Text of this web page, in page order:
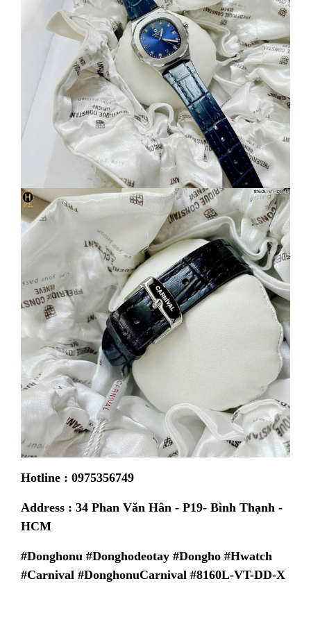
Hotline : 0975356749
Address : 34 Phan Văn Hân - P19- Bình Thạnh -
HCM
#Donghonu #Donghodeotay #Dongho #Hwatch
#Carnival #DonghonuCarnival #8160L-VT-DD-X